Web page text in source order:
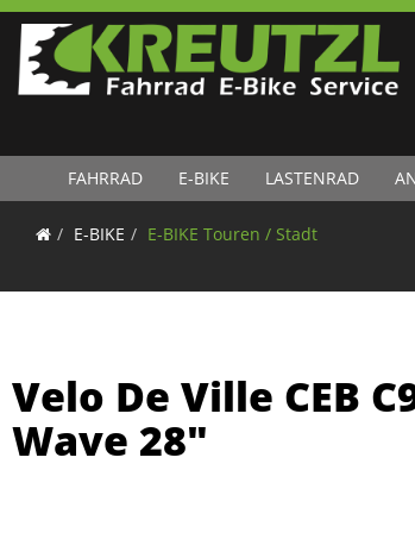
FAHRRAD E-BIKE LASTENRAD
E-BIKE E-BIKE Touren / Stadt
Velo De Ville CEB
Wave 28"